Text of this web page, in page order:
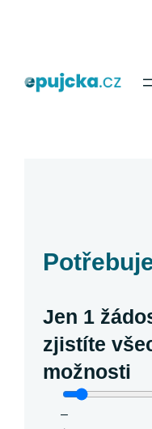
Jen 1
zjistíte
možnosti
–